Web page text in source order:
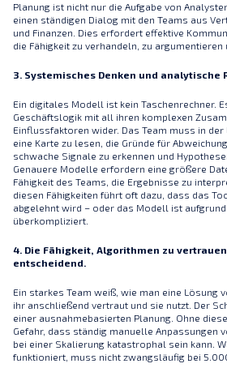
Planung ist nicht nur die Aufgabe von
einen ständigen Dialog mit den Teams aus
und Finanzen. Dies erfordert effektive
die Fähigkeit zu verhandeln, zu argumentieren
3. Systemisches Denken und analytische
Ein digitales Modell ist kein Taschenrechner.
Geschäftslogik mit all ihren komplexen
Einflussfaktoren wider. Das Team muss in
eine Karte zu lesen, die Gründe für
schwache Signale zu erkennen und
Genauere Modelle erfordern eine größere
Fähigkeit des Teams, die Ergebnisse zu
diesen Fähigkeiten führt oft dazu, dass das
abgelehnt wird – oder das Modell ist
überkompliziert.
4. Die Fähigkeit, Algorithmen zu
entscheidend.
Ein starkes Team weiß, wie man eine Lösung
ihr anschließend vertraut und sie nutzt. Der
einer ausnahmebasierten Planung. Ohne
Gefahr, dass ständig manuelle Anpassungen
bei einer Skalierung katastrophal sein kann.
funktioniert, muss nicht zwangsläufig bei